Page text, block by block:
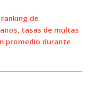
de
tasas de multas
promedio durante